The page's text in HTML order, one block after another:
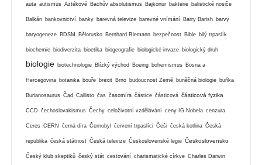
auta autismus Aztékové Bachův absolutismus Bajkonur bakterie balistické nosiče
Balkán bankovnictví banky barevná televize barevné vnímání Barry Barish barvy
baryogeneze BDSM Bělorusko Bernhard Riemann bezpečnost Bible bilý trpaslík
biochemie biodiverzita bioetika biogeografie biologické invaze biologický druh
biologie biotechnologie Blízký východ Boeing bohemismus Bosna a
Hercegovina botanika bouře brexit Brno budoucnost Země buněčná biologie buňka
Burianosaurus Čad Callisto čas časomíra částice částicová částicová fyzika
CCD čechoslovakismus Čechy celoživotní vzdělávání ceny IG Nobela cenzura
Ceres CERN černá díra Černobyl červení trpaslíci Češi česká kotlina Česká
republika česká státnost Česká televize Československé legie Československo
Český klub skeptiků český stát cestování charismatické církve Charles Darwin